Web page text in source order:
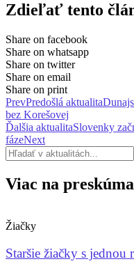
Zdieľať tento
Share on facebook
Share on whatsapp
Share on twitter
Share on email
Share on print
PrevPredošlá aktualita
bez Korešovej
Ďalšia aktualitaSlovenky
fázeNext
Viac na
Žiačky
Staršie žiačky s jednou